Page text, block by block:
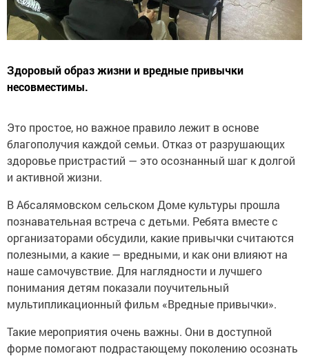
Здоровый образ жизни и вредные привычки
несовместимы.
Это простое, но важное правило лежит в основе
благополучия каждой семьи. Отказ от разрушающих
здоровье пристрастий — это осознанный шаг к долгой
и активной жизни.
В Абсалямовском сельском Доме культуры прошла
познавательная встреча с детьми. Ребята вместе с
организаторами обсудили, какие привычки считаются
полезными, а какие — вредными, и как они влияют на
наше самочувствие. Для наглядности и лучшего
понимания детям показали поучительный
мультипликационный фильм «Вредные привычки».
Такие мероприятия очень важны. Они в доступной
форме помогают подрастающему поколению осознать